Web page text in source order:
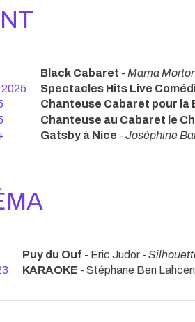
Black Cabaret - Mama
Spectacles Hits Live
Chanteuse Cabaret pour la
Chanteuse au Cabaret le
Gatsby à Nice - Joséphine
Puy du Ouf - Eric Judor -
KARAOKE - Stéphane Ben